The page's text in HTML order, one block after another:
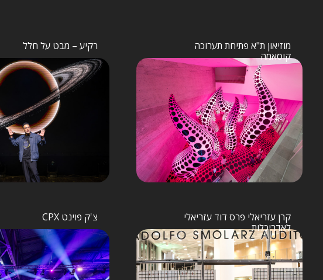
מוזיאון ת"א פתיחת תערוכה
קוסאמה
רקיע – מבט על חלל
קרן עזריאלי פרס דוד עזריאלי
לאדריכלות
צ'ק פוינט CPX